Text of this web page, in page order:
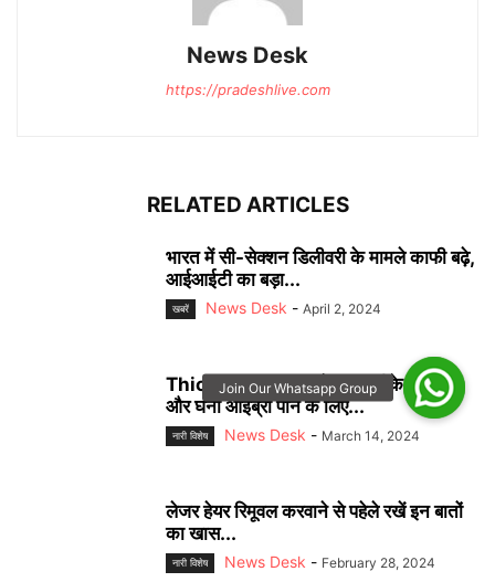
News Desk
https://pradeshlive.com
RELATED ARTICLES
भारत में सी-सेक्शन डिलीवरी के मामले काफी बढ़े,
आईआईटी का बड़ा...
खबरें News Desk - April 2, 2024
Thick Eyebrows:नेचुरल तरीके से काली
और घनी आईब्रो पाने के लिए...
नारी विशेष News Desk - March 14, 2024
लेजर हेयर रिमूवल करवाने से पहेले रखें इन बातों
का खास...
नारी विशेष News Desk - February 28, 2024